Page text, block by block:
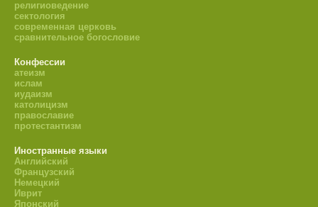
религиоведение
сектология
современная церковь
сравнительное богословие
Конфессии
атеизм
ислам
иудаизм
католицизм
православие
протестантизм
Иностранные языки
Английский
Французский
Немецкий
Иврит
Японский